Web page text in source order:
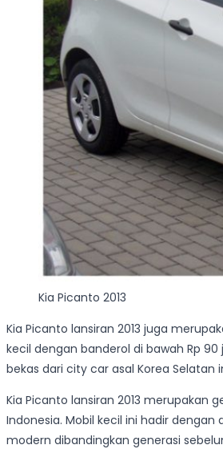
Kia Picanto 2013
Kia Picanto lansiran 2013 juga
kecil dengan banderol di bawah Rp
bekas dari city car asal Korea Selatan
Kia Picanto lansiran 2013 merupakan
Indonesia. Mobil kecil ini hadir dengan
modern dibandingkan generasi